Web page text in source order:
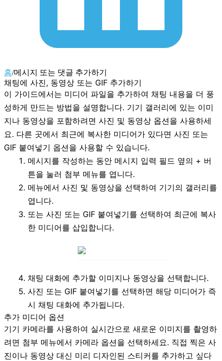
홈/메시지 또는 댓글 추가하기
채팅에 사진, 동영상 또는 GIF 추가하기
이 가이드에서는 미디어 파일을 추가하여 채팅 내용을 더 풍
성하게 만드는 방법을 설명합니다. 기기 갤러리에 있는 이미
지나 동영상을 포함하려면 사진 및 동영상 옵션을 사용하세
요. 다른 곳에서 최근에 복사한 미디어가 있다면 사진 또는
GIF 붙여넣기 옵션을 사용할 수 있습니다.
메시지를 작성하는 동안 메시지 입력 필드 옆의 + 버
튼을 눌러 첨부 메뉴를 엽니다.
메뉴에서 사진 및 동영상을 선택하여 기기의 갤러리를
엽니다.
또는 사진 또는 GIF 붙여넣기를 선택하여 최근에 복사
한 미디어를 삽입합니다.
채팅 대화에 추가할 이미지나 동영상을 선택합니다.
사진 또는 GIF 붙여넣기를 선택하면 해당 미디어가 즉
시 채팅 대화에 추가됩니다.
추가 미디어 옵션
기기 카메라를 사용하여 실시간으로 새로운 이미지를 촬영하
려면 첨부 메뉴에서 카메라 옵션을 선택하세요. 직접 찍은 사
진이나 동영상 대신 미리 디자인된 스티커를 추가하고 싶다